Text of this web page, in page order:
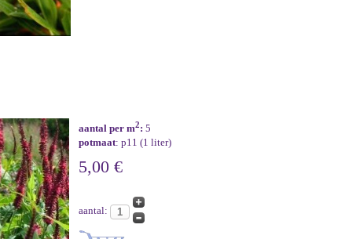
aantal per m2: 5
potmaat: p11 (1 liter)
5,00 €
aantal: